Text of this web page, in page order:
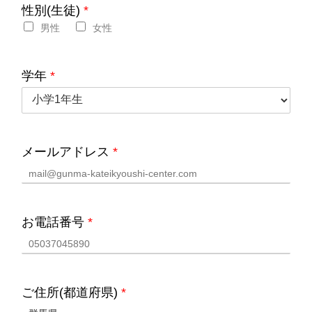
性別(生徒) *
男性 女性
学年 *
メールアドレス *
お電話番号 *
ご住所(都道府県) *